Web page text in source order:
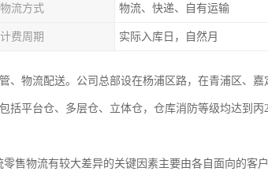
物流方式 物流、快递、自有运输
计费周期 实际入库日，自然月
、物流配送。公司总部设在杨浦区路，在青浦区、嘉
平台仓、多层仓、立体仓，仓库消防等级均达到丙2
售物流有较大差异的关键因素主要由各自面向的客户